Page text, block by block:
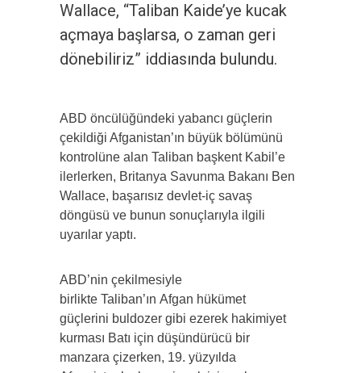
Wallace, “Taliban Kaide’ye kucak
açmaya başlarsa, o zaman geri
dönebiliriz” iddiasında bulundu.
ABD öncülüğündeki yabancı güçlerin
çekildiği Afganistan’ın büyük bölümünü
kontrolüne alan Taliban başkent Kabil’e
ilerlerken, Britanya Savunma Bakanı Ben
Wallace, başarısız devlet-iç savaş
döngüsü ve bunun sonuçlarıyla ilgili
uyarılar yaptı.
ABD’nin çekilmesiyle
birlikte Taliban’ın Afgan hükümet
güçlerini buldozer gibi ezerek hakimiyet
kurması Batı için düşündürücü bir
manzara çizerken, 19. yüzyılda